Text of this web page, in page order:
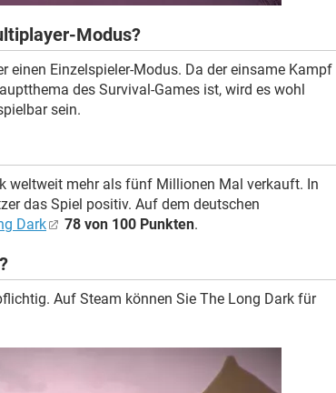
Modus?
einen Einzelspieler-Modus. Da der einsame Kampf
des Survival-Games ist, wird es wohl
sein.
weltweit mehr als fünf Millionen Mal verkauft. In
das Spiel positiv. Auf dem deutschen
Dark 78 von 100 Punkten.
Auf Steam können Sie The Long Dark für